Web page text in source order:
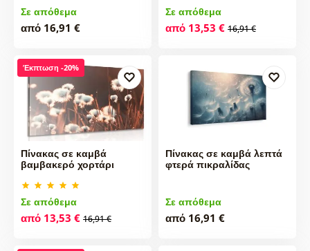
Σε απόθεμα
από 16,91 €
Σε απόθεμα
από 13,53 € 16,91 €
Έκπτωση -20%
Πίνακας σε καμβά
βαμβακερό χορτάρι
Σε απόθεμα
από 13,53 € 16,91 €
Πίνακας σε καμβά λεπτά
φτερά πικραλίδας
Σε απόθεμα
από 16,91 €